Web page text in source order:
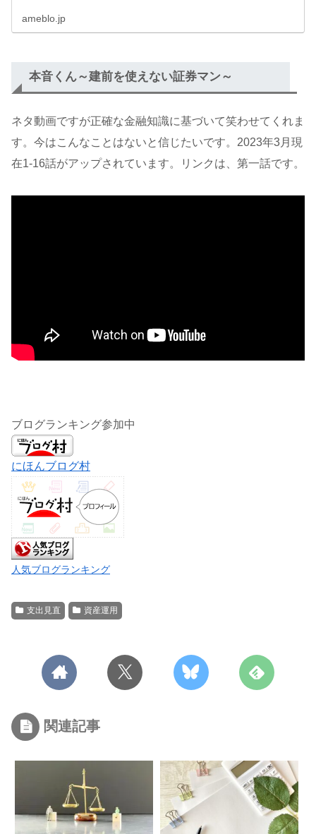
ameblo.jp
本音くん～建前を使えない証券マン～
ネタ動画ですが正確な金融知識に基づいて笑わせてくれま
す。今はこんなことはないと信じたいです。2023年3月現
在1-16話がアップされています。リンクは、第一話です。
ブログランキング参加中
にほんブログ村
人気ブログランキング
支出見直 資産運用
関連記事